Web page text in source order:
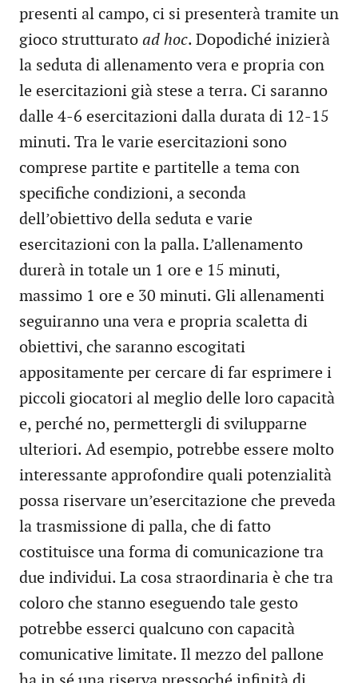
presenti al campo, ci si presenterà tramite un
gioco strutturato ad hoc. Dopodiché inizierà
la seduta di allenamento vera e propria con
le esercitazioni già stese a terra. Ci saranno
dalle 4-6 esercitazioni dalla durata di 12-15
minuti. Tra le varie esercitazioni sono
comprese partite e partitelle a tema con
specifiche condizioni, a seconda
dell’obiettivo della seduta e varie
esercitazioni con la palla. L’allenamento
durerà in totale un 1 ore e 15 minuti,
massimo 1 ore e 30 minuti. Gli allenamenti
seguiranno una vera e propria scaletta di
obiettivi, che saranno escogitati
appositamente per cercare di far esprimere i
piccoli giocatori al meglio delle loro capacità
e, perché no, permettergli di svilupparne
ulteriori. Ad esempio, potrebbe essere molto
interessante approfondire quali potenzialità
possa riservare un’esercitazione che preveda
la trasmissione di palla, che di fatto
costituisce una forma di comunicazione tra
due individui. La cosa straordinaria è che tra
coloro che stanno eseguendo tale gesto
potrebbe esserci qualcuno con capacità
comunicative limitate. Il mezzo del pallone